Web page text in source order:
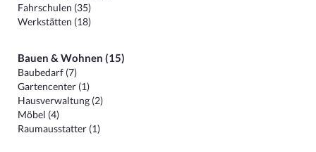
Fahrschulen (35)
Werkstätten (18)
Bauen & Wohnen (15)
Baubedarf (7)
Gartencenter (1)
Hausverwaltung (2)
Möbel (4)
Raumausstatter (1)